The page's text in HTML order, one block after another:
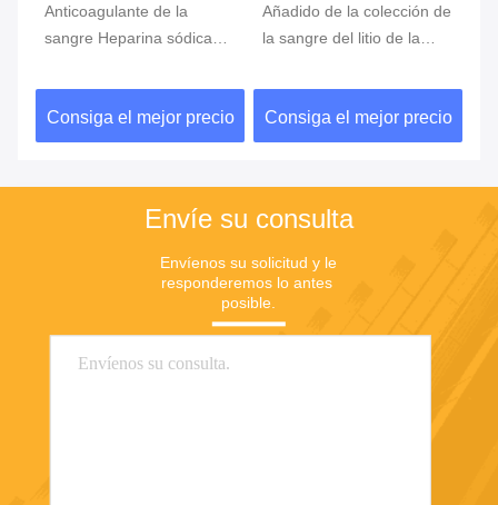
Anticoagulante de la
sangre Heparina sódica
para la recolección de
sangre
Consiga el mejor precio
Añadido de la colección de
la sangre del litio de la
de la sangre, CAS9045-
22-1
Consiga el mejor precio
Envíe su consulta
Envíenos su solicitud y le
responderemos lo antes
posible.